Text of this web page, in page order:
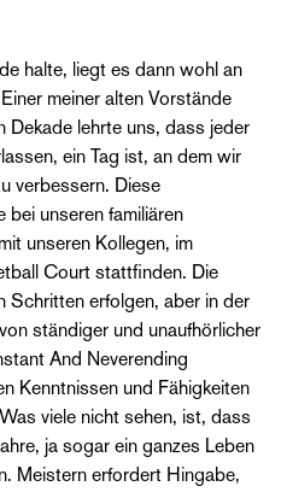
halte, liegt es dann wohl an
meiner alten Vorstände
Dekade lehrte uns, dass jeder
ein Tag ist, an dem wir
verbessern. Diese
bei unseren familiären
unseren Kollegen, im
Court stattfinden. Die
Schritten erfolgen, aber in der
ständiger und unaufhörlicher
And Neverending
Kenntnissen und Fähigkeiten
viele nicht sehen, ist, dass
ja sogar ein ganzes Leben
Meistern erfordert Hingabe,